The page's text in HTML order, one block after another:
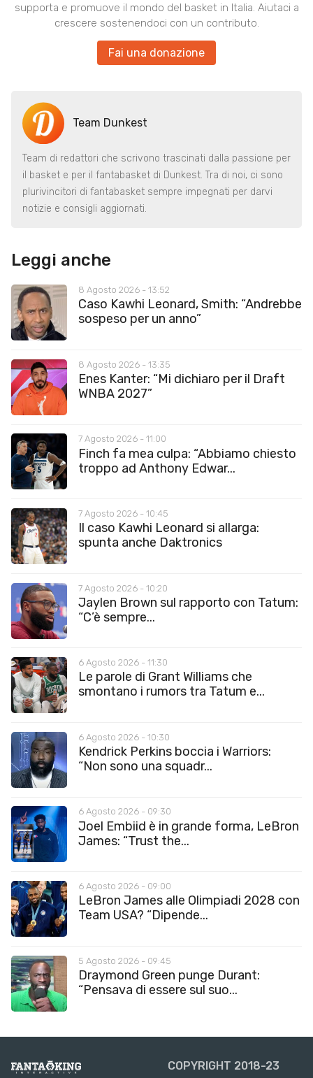
supporta e promuove il mondo del basket in Italia. Aiutaci a
crescere sostenendoci con un contributo.
Fai una donazione
Team Dunkest
Team di redattori che scrivono trascinati dalla passione per
il basket e per il fantabasket di Dunkest. Tra di noi, ci sono
plurivincitori di fantabasket sempre impegnati per darvi
notizie e consigli aggiornati.
Leggi anche
8 Agosto 2026 - 13:52
Caso Kawhi Leonard, Smith: “Andrebbe
sospeso per un anno”
8 Agosto 2026 - 13:35
Enes Kanter: “Mi dichiaro per il Draft
WNBA 2027”
7 Agosto 2026 - 11:00
Finch fa mea culpa: “Abbiamo chiesto
troppo ad Anthony Edwar...
7 Agosto 2026 - 10:45
Il caso Kawhi Leonard si allarga:
spunta anche Daktronics
7 Agosto 2026 - 10:20
Jaylen Brown sul rapporto con Tatum:
“C’è sempre...
6 Agosto 2026 - 11:30
Le parole di Grant Williams che
smontano i rumors tra Tatum e...
6 Agosto 2026 - 10:30
Kendrick Perkins boccia i Warriors:
“Non sono una squadr...
6 Agosto 2026 - 09:30
Joel Embiid è in grande forma, LeBron
James: “Trust the...
6 Agosto 2026 - 09:00
LeBron James alle Olimpiadi 2028 con
Team USA? “Dipende...
5 Agosto 2026 - 09:45
Draymond Green punge Durant:
“Pensava di essere sul suo...
COPYRIGHT 2018-23